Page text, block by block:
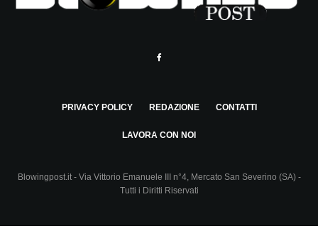
PRIVACY POLICY REDAZIONE CONTATTI
LAVORA CON NOI
Blowingpost.it - Via Vittorio Emanuele III n°4, Mercato San Severino (SA) -
Tutti i Diritti Riservati